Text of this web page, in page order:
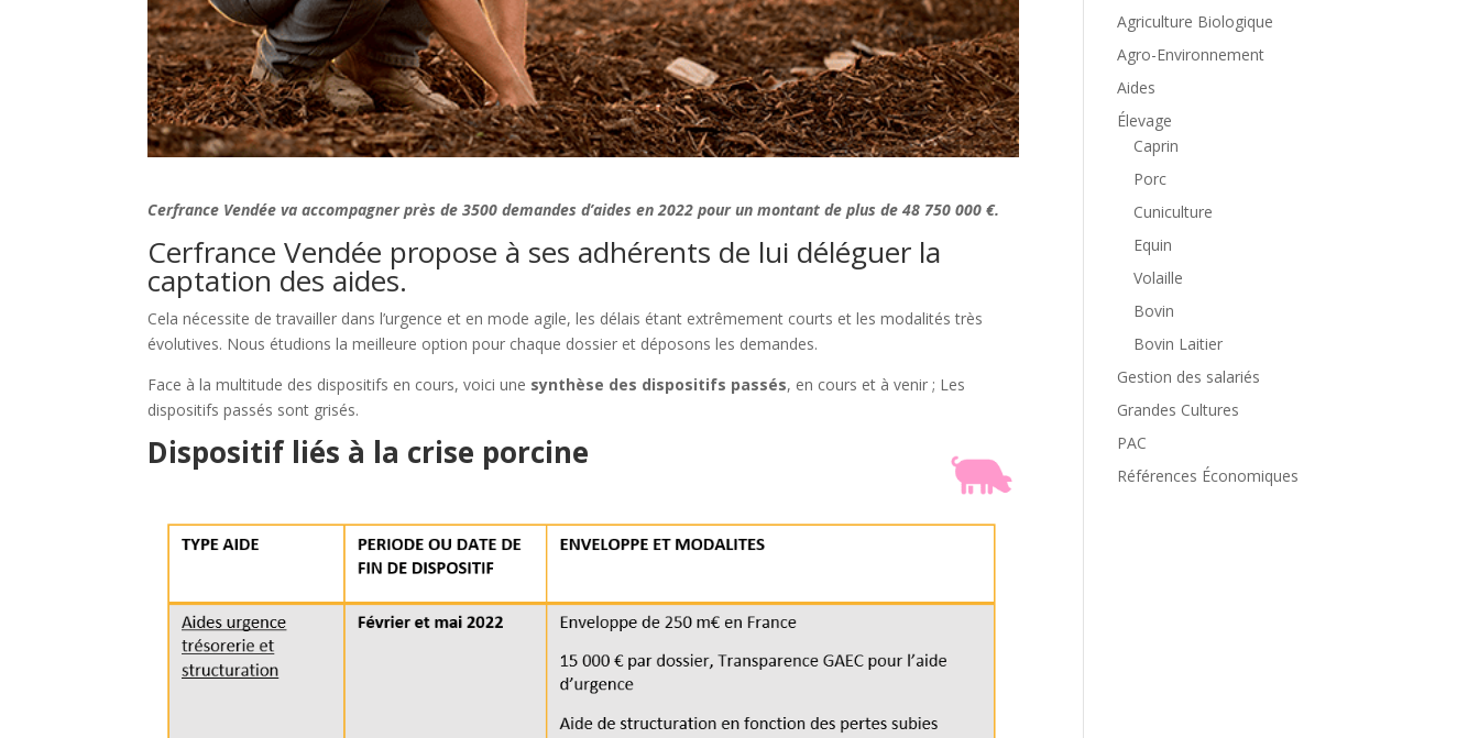
Cerfrance Vendée va accompagner près de 3500 demandes d’aides en 2022 pour un montant de plus de 48 750 000 €.
Cerfrance Vendée propose à ses adhérents de lui déléguer la
captation des aides.
Cela nécessite de travailler dans l’urgence et en mode agile, les délais étant extrêmement courts et les modalités très
évolutives. Nous étudions la meilleure option pour chaque dossier et déposons les demandes.
Face à la multitude des dispositifs en cours, voici une synthèse des dispositifs passés, en cours et à venir ; Les
dispositifs passés sont grisés.
Dispositif liés à la crise porcine
Agriculture Biologique
Agro-Environnement
Aides
Élevage
Caprin
Porc
Cuniculture
Equin
Volaille
Bovin
Bovin Laitier
Gestion des salariés
Grandes Cultures
PAC
Références Économiques